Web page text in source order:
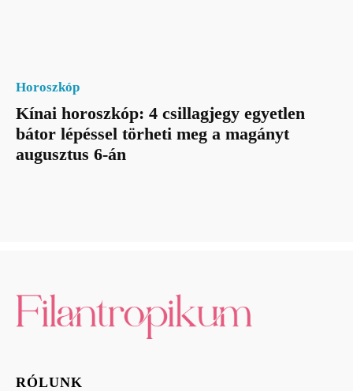
Horoszkóp
Kínai horoszkóp: 4 csillagjegy egyetlen
bátor lépéssel törheti meg a magányt
augusztus 6-án
RÓLUNK